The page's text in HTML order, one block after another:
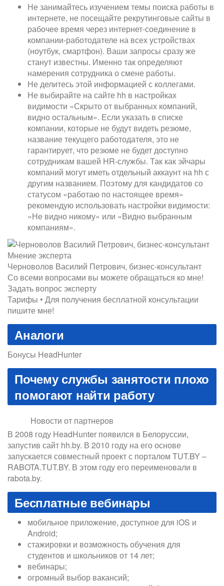
Не занимайтесь изучением темы поиска работы в
интернете, не посещайте рекрутинговые сайты в
рабочее время через интернет-соединение в
компании-работодателе на всех устройствах
(ноутбук, смартфон). Ваши запросы сразу же
станут известны. Именно так определяют
намерения сотрудника о смене работы.
Не делитесь этой информацией с коллегами.
Не выбирайте на сайте hh в настройках
видимости «Скрыто от выбранных компаний,
видно остальным». Если указать в списке
компании, которые не будут видеть резюме,
название текущего работодателя, это не
гарантирует, что резюме не будет доступно
сотрудникам вашей HR-службы. Так как эйчары
компаний могут иметь отдельный аккаунт на hh с
другим названием. Поэтому для кандидатов со
статусом «работаю по настоящее время»
рекомендую использовать настройки видимости:
«Не видно никому» или «Видно выбранным
компаниям».
Мнение эксперта
Черноволов Василий Петрович, бизнес-консультант
Со всеми вопросами вы можете обращаться ко мне!
Задать вопрос эксперту
Тарифы • Для получения бесплатной консультации
пишите мне!
Аналоги
Бонусы HeadHunter
Почему службы занятости плохо
помогают найти работу
Новости от партнеров
В 2008 году HeadHunter появился в Белоруссии,
запустив сайт hh.by. В 2010 году на его основе
запускается совместный проект с порталом TUT.BY –
RABOTA.TUT.BY. В этом году его переименовали в
rabota.by.
Бесплатные вебинары
мобильное приложение, доступное для iOS и
Android;
стажировки и возможность обучения для
студентов и школьников от 14 лет;
вебинары;
огромный выбор вакансий;